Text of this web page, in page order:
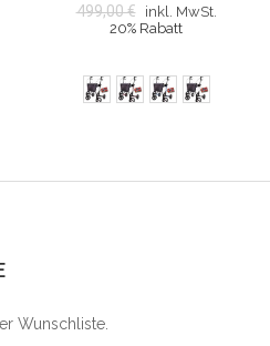
499,00 €
inkl. MwSt.
20% Rabatt
Wunschliste.